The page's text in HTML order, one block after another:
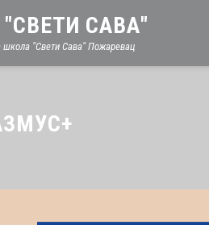
САВА"
школа "Свети Сава" Пожаревац